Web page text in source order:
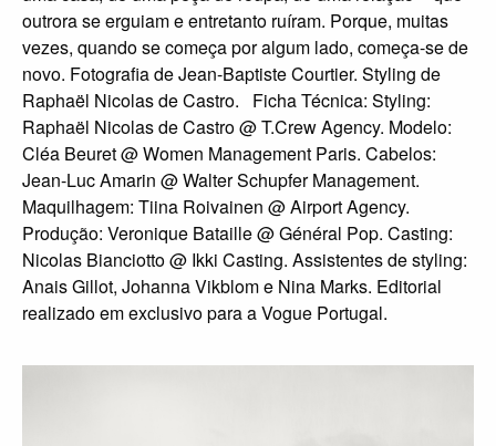
outrora se erguiam e entretanto ruíram. Porque, muitas
vezes, quando se começa por algum lado, começa-se de
novo. Fotografia de Jean-Baptiste Courtier. Styling de
Raphaël Nicolas de Castro. Ficha Técnica: Styling:
Raphaël Nicolas de Castro @ T.Crew Agency. Modelo:
Cléa Beuret @ Women Management Paris. Cabelos:
Jean-Luc Amarin @ Walter Schupfer Management.
Maquilhagem: Tiina Roivainen @ Airport Agency.
Produção: Veronique Bataille @ Général Pop. Casting:
Nicolas Bianciotto @ Ikki Casting. Assistentes de styling:
Anais Gillot, Johanna Vikblom e Nina Marks. Editorial
realizado em exclusivo para a Vogue Portugal.